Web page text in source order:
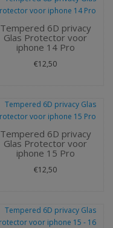
Tempered 6D privacy
Glas Protector voor
iphone 14 Pro
€12,50
Tempered 6D privacy
Glas Protector voor
iphone 15 Pro
€12,50